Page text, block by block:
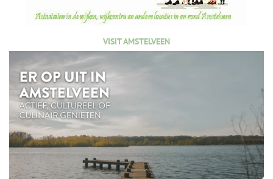
VISIT AMSTELVEEN